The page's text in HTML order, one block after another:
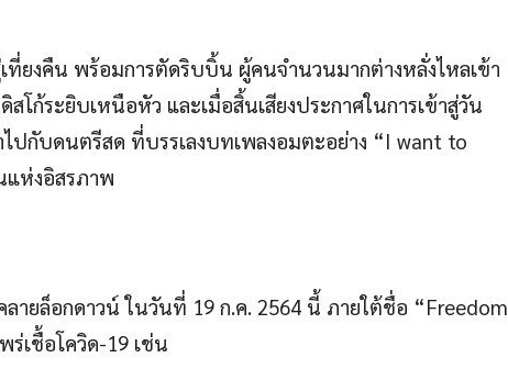
ที่ยงคืน พร้อมการตัดริบบิ้น ผู้คนจำนวนมากต่างหลั่งไหลเข้า
โก้ระยิบเหนือหัว และเมื่อสิ้นเสียงประกาศในการเข้าสู่วัน
ปกับดนตรีสด ที่บรรเลงบทเพลงอมตะอย่าง “I want to
แห่งอิสรภาพ
ายล็อกดาวน์ ในวันที่ 19 ก.ค. 2564 นี้ ภายใต้ชื่อ “Freedom
ร่เชื้อโควิด-19 เช่น